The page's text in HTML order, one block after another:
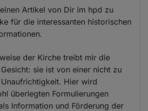
Artikel von Dir im hpd zu
für die interessanten historischen
der Kirche treibt mir die
sie ist von einer nicht zu
Hier wird
überlegten Formulierungen
Information und Förderung der